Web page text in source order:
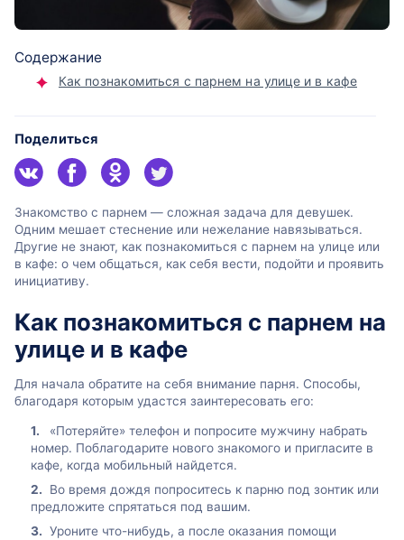
Содержание
Как познакомиться с парнем на улице и в кафе
Поделиться
Знакомство с парнем — сложная задача для девушек.
Одним мешает стеснение или нежелание навязываться.
Другие не знают, как познакомиться с парнем на улице или
в кафе: о чем общаться, как себя вести, подойти и проявить
инициативу.
Как познакомиться с парнем на
улице и в кафе
Для начала обратите на себя внимание парня. Способы,
благодаря которым удастся заинтересовать его:
«Потеряйте» телефон и попросите мужчину набрать
номер. Поблагодарите нового знакомого и пригласите в
кафе, когда мобильный найдется.
Во время дождя попроситесь к парню под зонтик или
предложите спрятаться под вашим.
Уроните что-нибудь, а после оказания помощи